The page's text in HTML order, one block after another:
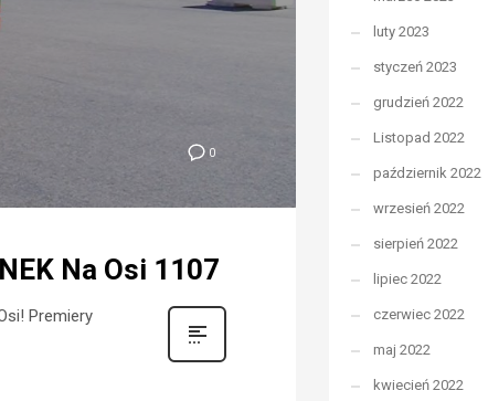
0
Na Osi 1107
Premiery
luty 2023
styczeń 2023
grudzień 2022
Listopad 2022
październik 2022
wrzesień 2022
sierpień 2022
lipiec 2022
czerwiec 2022
maj 2022
kwiecień 2022